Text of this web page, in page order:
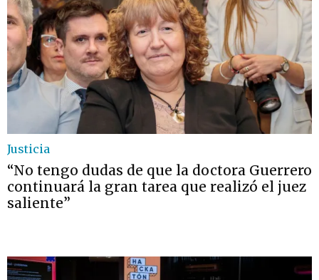
Justicia
“No tengo dudas de que la doctora Guerrero
continuará la gran tarea que realizó el juez
saliente”